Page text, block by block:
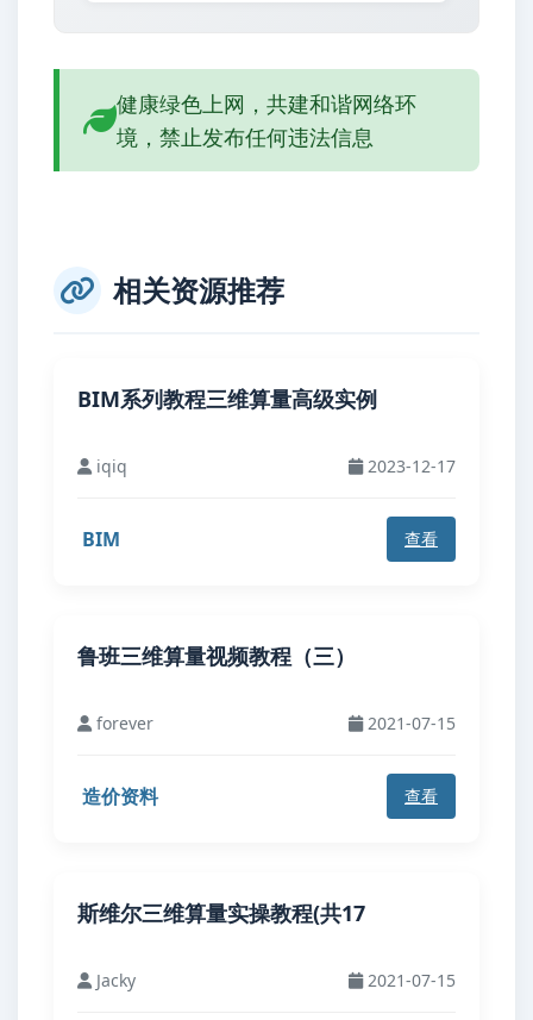
健康绿色上网，共建和谐网络环
境，禁止发布任何违法信息
相关资源推荐
BIM系列教程三维算量高级实例
iqiq 2023-12-17
BIM 查看
鲁班三维算量视频教程（三）
forever 2021-07-15
造价资料 查看
斯维尔三维算量实操教程(共17
Jacky 2021-07-15